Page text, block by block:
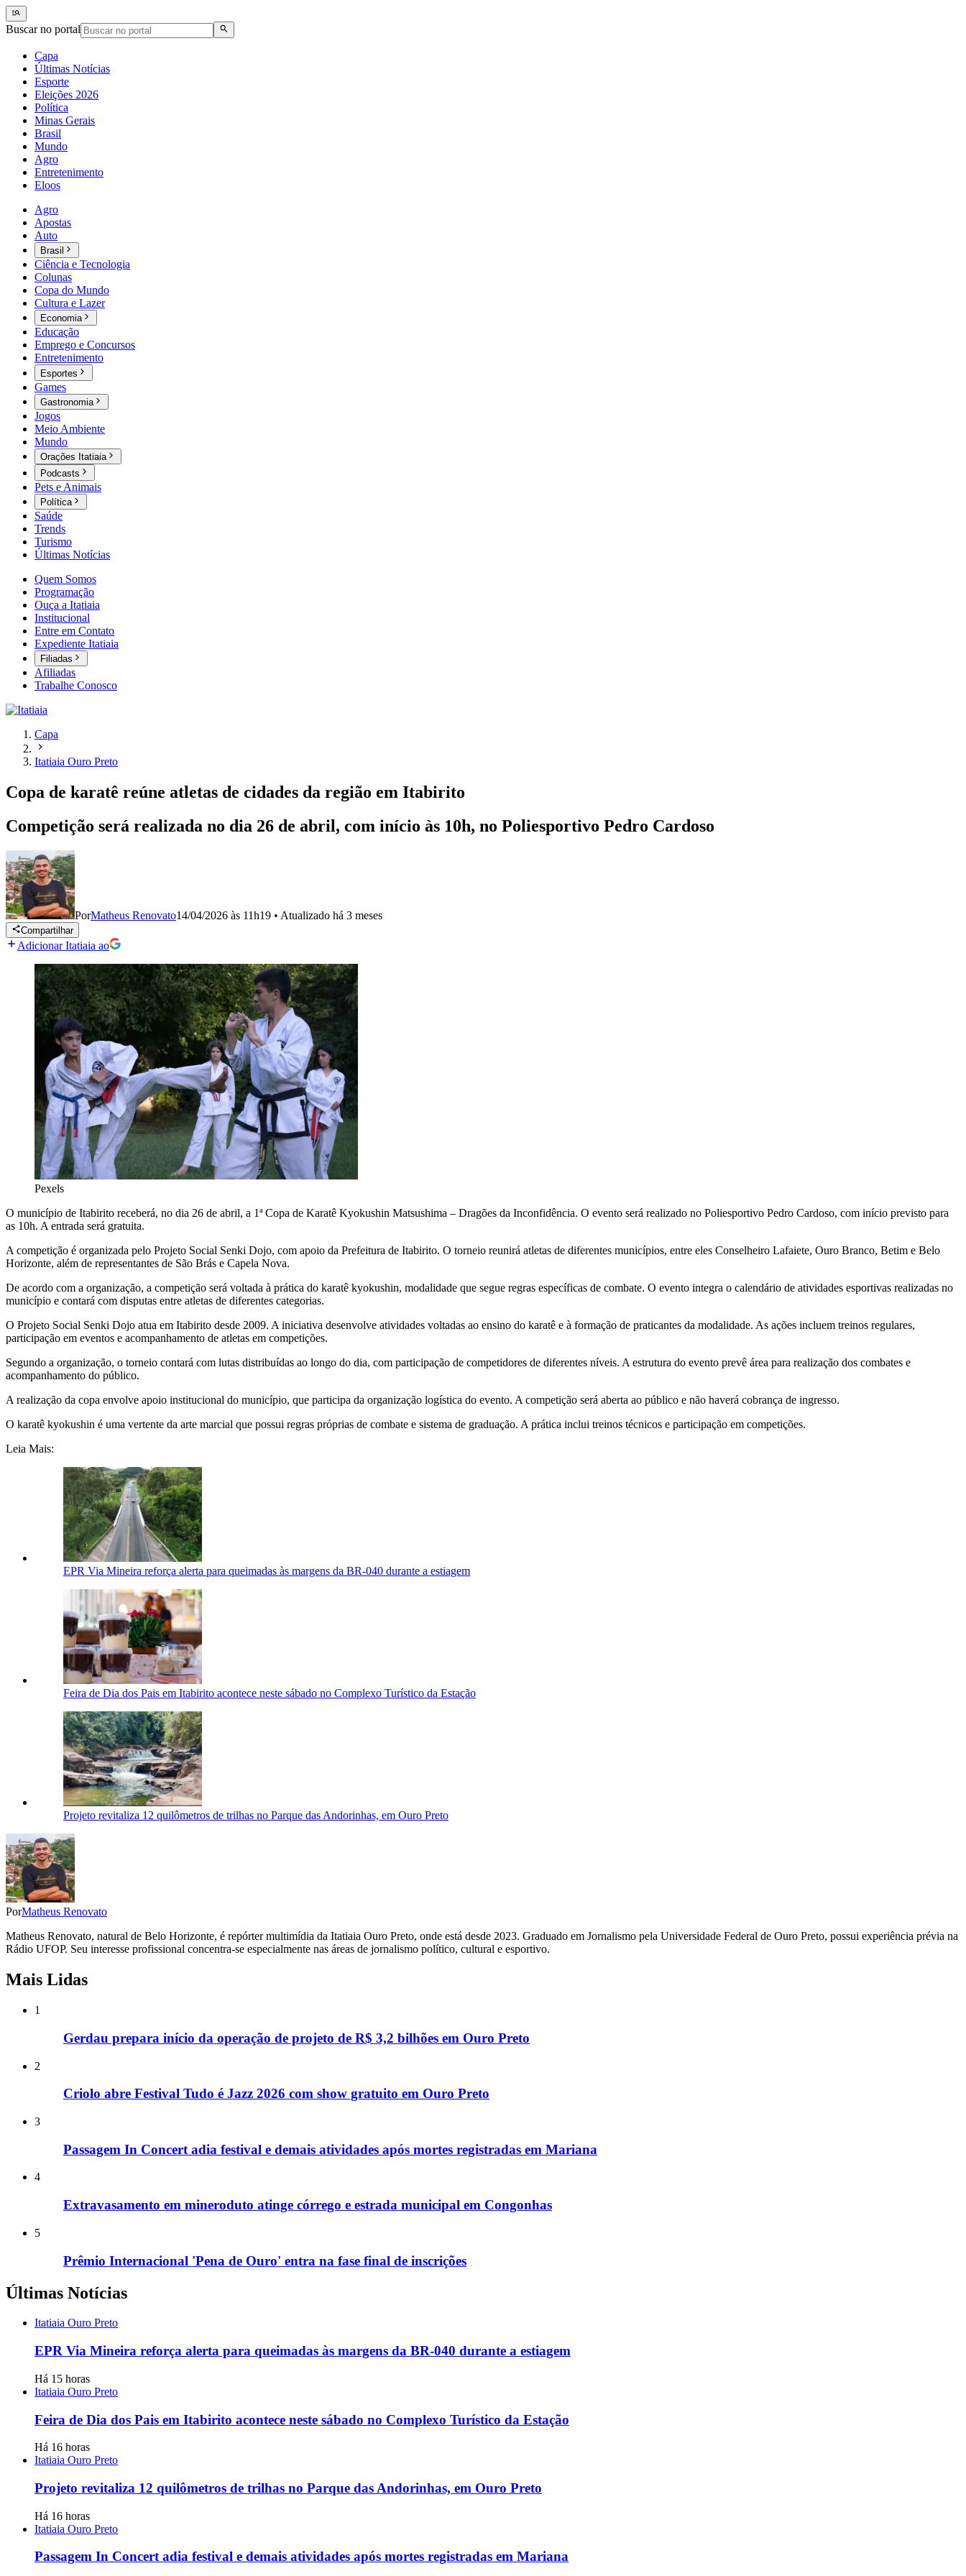
Buscar no portal
Capa
Últimas Notícias
Esporte
Eleições 2026
Política
Minas Gerais
Brasil
Mundo
Agro
Entretenimento
Eloos
Agro
Apostas
Auto
Brasil
Ciência e Tecnologia
Colunas
Copa do Mundo
Cultura e Lazer
Economia
Educação
Emprego e Concursos
Entretenimento
Esportes
Games
Gastronomia
Jogos
Meio Ambiente
Mundo
Orações Itatiaia
Podcasts
Pets e Animais
Política
Saúde
Trends
Turismo
Últimas Notícias
Quem Somos
Programação
Ouça a Itatiaia
Institucional
Entre em Contato
Expediente Itatiaia
Filiadas
Afiliadas
Trabalhe Conosco
Capa
Itatiaia Ouro Preto
Copa de karatê reúne atletas de cidades da região em Itabirito
Competição será realizada no dia 26 de abril, com início às 10h, no Poliesportivo Pedro Cardoso
PorMatheus Renovato14/04/2026 às 11h19 • Atualizado há 3 meses
Compartilhar
Adicionar Itatiaia ao
Pexels
O município de Itabirito receberá, no dia 26 de abril, a 1ª Copa de Karatê Kyokushin Matsushima – Dragões da Inconfidência. O evento será realizado no Poliesportivo Pedro Cardoso, com início previsto para
as 10h. A entrada será gratuita.
A competição é organizada pelo Projeto Social Senki Dojo, com apoio da Prefeitura de Itabirito. O torneio reunirá atletas de diferentes municípios, entre eles Conselheiro Lafaiete, Ouro Branco, Betim e Belo
Horizonte, além de representantes de São Brás e Capela Nova.
De acordo com a organização, a competição será voltada à prática do karatê kyokushin, modalidade que segue regras específicas de combate. O evento integra o calendário de atividades esportivas realizadas no
município e contará com disputas entre atletas de diferentes categorias.
O Projeto Social Senki Dojo atua em Itabirito desde 2009. A iniciativa desenvolve atividades voltadas ao ensino do karatê e à formação de praticantes da modalidade. As ações incluem treinos regulares,
participação em eventos e acompanhamento de atletas em competições.
Segundo a organização, o torneio contará com lutas distribuídas ao longo do dia, com participação de competidores de diferentes níveis. A estrutura do evento prevê área para realização dos combates e
acompanhamento do público.
A realização da copa envolve apoio institucional do município, que participa da organização logística do evento. A competição será aberta ao público e não haverá cobrança de ingresso.
O karatê kyokushin é uma vertente da arte marcial que possui regras próprias de combate e sistema de graduação. A prática inclui treinos técnicos e participação em competições.
Leia Mais:
EPR Via Mineira reforça alerta para queimadas às margens da BR-040 durante a estiagem
Feira de Dia dos Pais em Itabirito acontece neste sábado no Complexo Turístico da Estação
Projeto revitaliza 12 quilômetros de trilhas no Parque das Andorinhas, em Ouro Preto
PorMatheus Renovato
Matheus Renovato, natural de Belo Horizonte, é repórter multimídia da Itatiaia Ouro Preto, onde está desde 2023. Graduado em Jornalismo pela Universidade Federal de Ouro Preto, possui experiência prévia na
Rádio UFOP. Seu interesse profissional concentra-se especialmente nas áreas de jornalismo político, cultural e esportivo.
Mais Lidas
1
Gerdau prepara início da operação de projeto de R$ 3,2 bilhões em Ouro Preto
2
Criolo abre Festival Tudo é Jazz 2026 com show gratuito em Ouro Preto
3
Passagem In Concert adia festival e demais atividades após mortes registradas em Mariana
4
Extravasamento em mineroduto atinge córrego e estrada municipal em Congonhas
5
Prêmio Internacional 'Pena de Ouro' entra na fase final de inscrições
Últimas Notícias
Itatiaia Ouro Preto
EPR Via Mineira reforça alerta para queimadas às margens da BR-040 durante a estiagem
Há 15 horas
Itatiaia Ouro Preto
Feira de Dia dos Pais em Itabirito acontece neste sábado no Complexo Turístico da Estação
Há 16 horas
Itatiaia Ouro Preto
Projeto revitaliza 12 quilômetros de trilhas no Parque das Andorinhas, em Ouro Preto
Há 16 horas
Itatiaia Ouro Preto
Passagem In Concert adia festival e demais atividades após mortes registradas em Mariana